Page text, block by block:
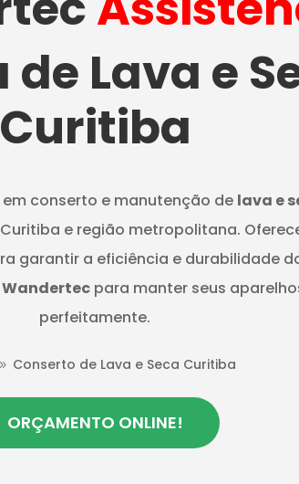
Lava e
Curitiba
conserto e manutenção de lava e
e região metropolitana.
garantir a eficiência e durabilidade
Wandertec para manter seus
perfeitamente.
9 Conserto de Lava e Seca Curitiba
ORÇAMENTO ONLINE!